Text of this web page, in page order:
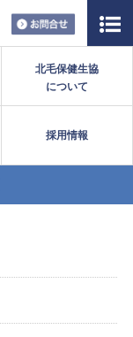
お問い合
北毛保健生協
について
採用情報